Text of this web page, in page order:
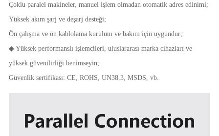
Çoklu paralel makineler, manuel işlem olmadan otomatik adres edinimi;
Yüksek akım şarj ve deşarj desteği;
Ön çalışma ve ön kablolama kurulum ve bakım için uygundur;
◆ Yüksek performanslı işlemcileri, uluslararası marka cihazları ve
yüksek güvenilirliği benimseyin;
Güvenlik sertifikası: CE, ROHS, UN38.3, MSDS, vb.